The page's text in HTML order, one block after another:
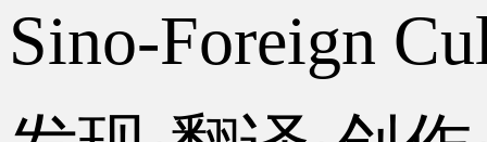
Sino-Foreign